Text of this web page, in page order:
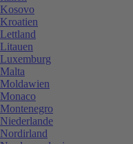
Kosovo
Kroatien
Lettland
Litauen
Luxemburg
Malta
Moldawien
Monaco
Montenegro
Niederlande
Nordirland